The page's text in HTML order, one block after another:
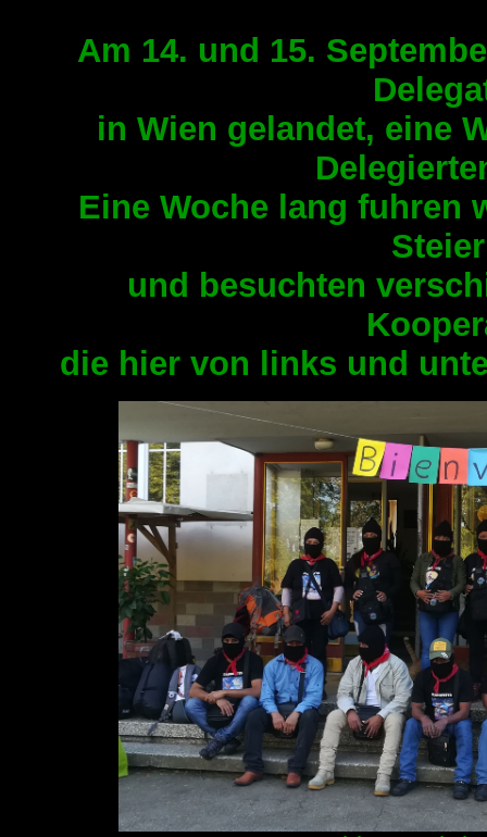
Am 14. und 15.
in Wien gelandet, eine
Eine Woche lang fuhren
und besuchten
die hier von links und